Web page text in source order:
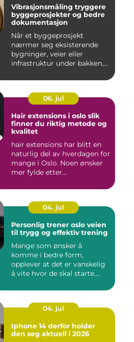
Vibrasjonsmåling tryggere
byggeprosjekter og bedre
dokumentasjon
Når et byggeprosjekt
nærmer seg eksisterende
bygninger, veier eller
infrastruktur under bakken,
06. jul
Hair extensions i oslo slik
finner du riktig metode og
kvalitet
hair extensions har blitt en
naturlig del av hverdagen for
mange i Oslo. Noen ønsker
mer fylde etter...
04. jul
Personlig trener oslo veien
til trygg og effektiv trening
Mange som ønsker å
komme i bedre form,
opplever at det er vanskelig
å vite hvor de skal starte.
04. jul
Iphone 14 derfor holder
den seg aktuell i 2026